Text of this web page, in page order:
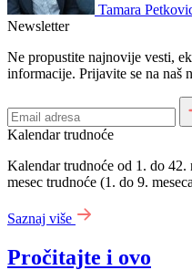
Tamara
Newsletter
Ne propustite najnovije vesti,
informacije. Prijavite se na naš
Kalendar trudnoće
Kalendar trudnoće od 1. do 42.
mesec trudnoće (1. do 9.
Saznaj više
Pročitajte i ovo